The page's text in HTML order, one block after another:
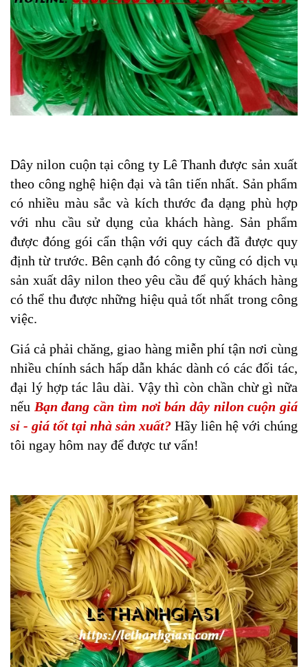
Dây nilon cuộn tại công ty Lê Thanh được sản xuất
theo công nghệ hiện đại và tân tiến nhất. Sản phẩm
có nhiều màu sắc và kích thước đa dạng phù hợp
với nhu cầu sử dụng của khách hàng. Sản phẩm
được đóng gói cẩn thận với quy cách đã được quy
định từ trước. Bên cạnh đó công ty cũng có dịch vụ
sản xuất dây nilon theo yêu cầu để quý khách hàng
có thể thu được những hiệu quả tốt nhất trong công
việc.
Giá cả phải chăng, giao hàng miễn phí tận nơi cùng
nhiều chính sách hấp dẫn khác dành có các đối tác,
đại lý hợp tác lâu dài. Vậy thì còn chần chừ gì nữa
nếu Bạn đang cần tìm nơi bán dây nilon cuộn giá
sỉ - giá tốt tại nhà sản xuất? Hãy liên hệ với chúng
tôi ngay hôm nay để được tư vấn!